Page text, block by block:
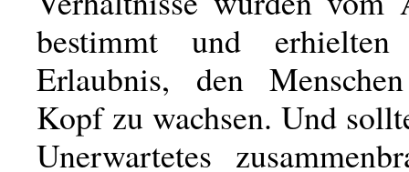
bestimmt und
Erlaubnis, den
Kopf zu wachsen. Und
Unerwartetes